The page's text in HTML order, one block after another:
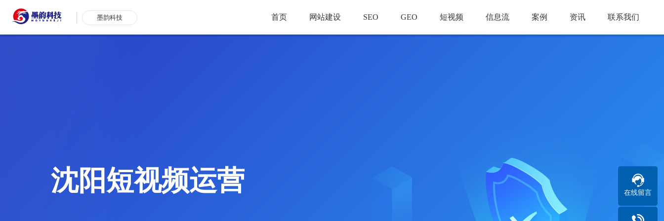
墨韵科技 首页 网站建设 SEO GEO 短视频 信息流 案例 资讯 联系我们
沈阳短视频运营 在线留言